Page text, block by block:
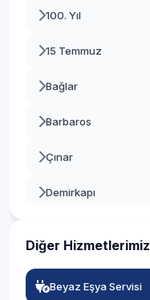
Beykoz
Beyoğlu
Büyükçekmece
Çekmeköy
100. Yıl
15 Temmuz
Bağlar
Barbaros
Çınar
Demirkapı
Diğer Hizmetlerimiz
Beyaz Eşya Servisi